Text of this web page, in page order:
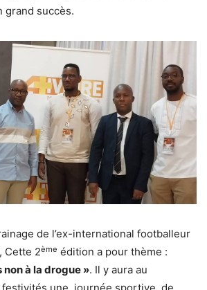
grand succès.
de l’ex-international footballeur
Cette 2ème édition a pour thème :
non à la drogue ». Il y aura au